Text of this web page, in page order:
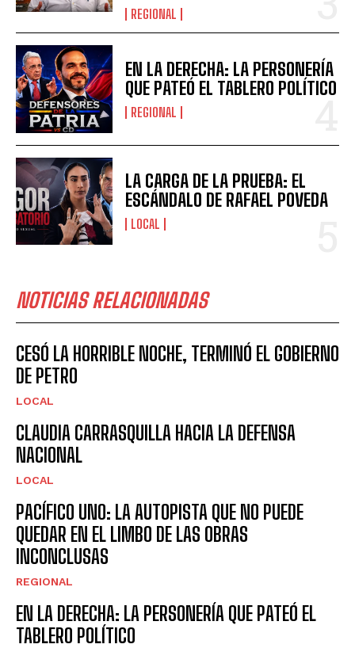
REGIONAL
EN LA DERECHA: LA PERSONERÍA
QUE PATEÓ EL TABLERO POLÍTICO
REGIONAL
LA CARGA DE LA PRUEBA: EL
ESCÁNDALO DE RAFAEL POVEDA
LOCAL
NOTICIAS RELACIONADAS
CESÓ LA HORRIBLE NOCHE, TERMINÓ EL GOBIERNO
DE PETRO
LOCAL
CLAUDIA CARRASQUILLA HACIA LA DEFENSA
NACIONAL
LOCAL
PACÍFICO UNO: LA AUTOPISTA QUE NO PUEDE
QUEDAR EN EL LIMBO DE LAS OBRAS
INCONCLUSAS
REGIONAL
EN LA DERECHA: LA PERSONERÍA QUE PATEÓ EL
TABLERO POLÍTICO